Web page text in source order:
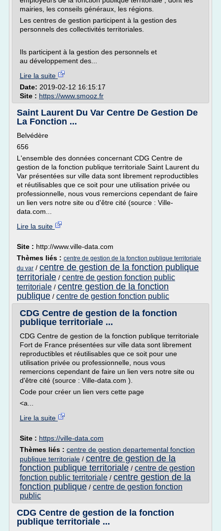
mairies, les conseils généraux, les régions.
Les centres de gestion participent à la gestion des
personnels des collectivités territoriales.
Ils participent à la gestion des personnels et
au développement des...
Lire la suite
Date: 2019-02-12 16:15:17
Site : https://www.smooz.fr
Saint Laurent Du Var Centre De Gestion De
La Fonction ...
Belvédère
656
L'ensemble des données concernant CDG Centre de
gestion de la fonction publique territoriale Saint Laurent du
Var présentées sur ville data sont librement reproductibles
et réutilisables que ce soit pour une utilisation privée ou
professionnelle, nous vous remercions cependant de faire
un lien vers notre site ou d'être cité (source : Ville-
data.com...
Lire la suite
Site : http://www.ville-data.com
Thèmes liés : centre de gestion de la fonction publique territoriale
du var / centre de gestion de la fonction publique
territoriale / centre de gestion fonction public
territoriale / centre gestion de la fonction
publique / centre de gestion fonction public
CDG Centre de gestion de la fonction
publique territoriale ...
CDG Centre de gestion de la fonction publique territoriale
Fort de France présentées sur ville data sont librement
reproductibles et réutilisables que ce soit pour une
utilisation privée ou professionnelle, nous vous
remercions cependant de faire un lien vers notre site ou
d'être cité (source : Ville-data.com ).
Code pour créer un lien vers cette page
<a...
Lire la suite
Site : https://ville-data.com
Thèmes liés : centre de gestion departemental fonction
publique territoriale / centre de gestion de la
fonction publique territoriale / centre de gestion
fonction public territoriale / centre gestion de la
fonction publique / centre de gestion fonction
public
CDG Centre de gestion de la fonction
publique territoriale ...